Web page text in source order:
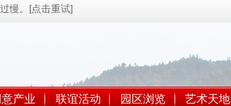
产业 联谊活动 园区浏览 艺术天地